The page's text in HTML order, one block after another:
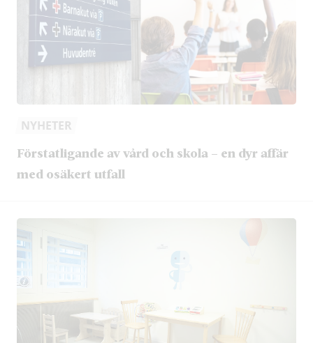
NYHETER
Förstatligande av vård och skola – en dyr affär
med osäkert utfall